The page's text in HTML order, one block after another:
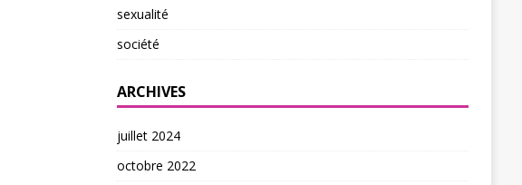
sexualité
société
ARCHIVES
juillet 2024
octobre 2022